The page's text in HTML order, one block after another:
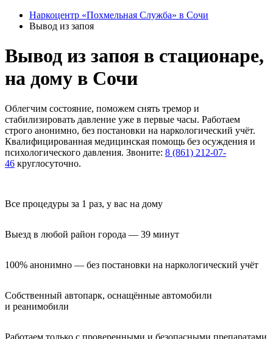
Наркоцентр «Похмельная Служба» в Сочи
Вывод из запоя
Вывод из запоя в стационаре,
на дому в Сочи
Облегчим состояние, поможем снять тремор и
стабилизировать давление уже в первые часы. Работаем
строго анонимно, без постановки на наркологический учёт.
Квалифицированная медицинская помощь без осуждения и
психологического давления. Звоните: 8 (861) 212-07-
46 круглосуточно.
Все процедуры за 1 раз, у вас на дому
Выезд в любой район города — 39 минут
100% анонимно — без постановки на наркологический учёт
Собственный автопарк, оснащённые автомобили
и реанимобили
Работаем только с проверенными и безопасными препаратами